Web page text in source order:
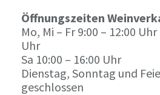
Öffnungszeiten
Mo, Mi – Fr 9:00 – 12:00
Uhr
Sa 10:00 – 16:00 Uhr
Dienstag, Sonntag und
geschlossen